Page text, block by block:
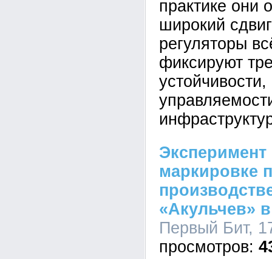
практике они
широкий
регуляторы
фиксируют
маркировке
«Акульчев»
Первый Бит,